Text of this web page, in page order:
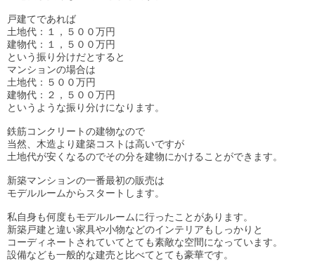
戸建てであれば
土地代：１，５００万円
建物代：１，５００万円
という振り分けだとすると
マンションの場合は
土地代：５００万円
建物代：２，５００万円
というような振り分けになります。
鉄筋コンクリートの建物なので
当然、木造より建築コストは高いですが
土地代が安くなるのでその分を建物にかけることができます。
新築マンションの一番最初の販売は
モデルルームからスタートします。
私自身も何度もモデルルームに行ったことがあります。
新築戸建と違い家具や小物などのインテリアもしっかりと
コーディネートされていてとても素敵な空間に なっています。
設備なども一般的な建売と比べてとても豪華です。